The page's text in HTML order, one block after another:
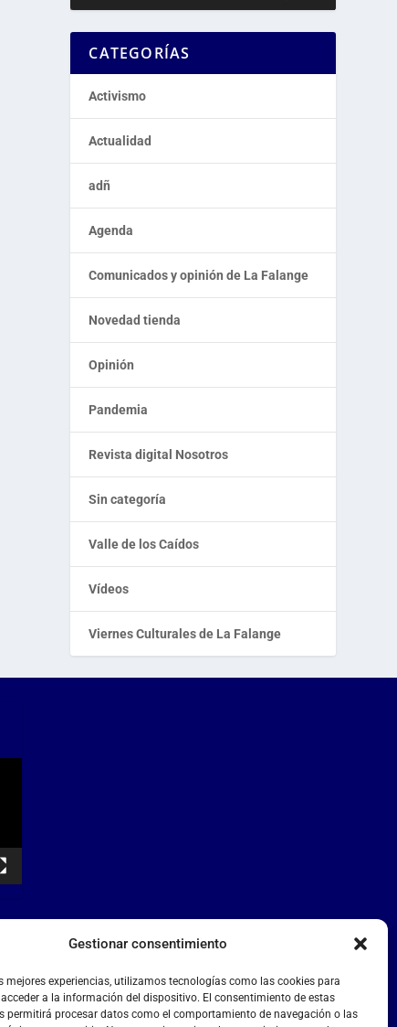
Gestionar consentimiento
mejores experiencias, utilizamos tecnologías como las cookies para
a la información del dispositivo. El consentimiento de estas
permitirá procesar datos como el comportamiento de navegación o las
CATEGORÍAS
Activismo
Actualidad
adñ
Agenda
Comunicados y opinión de La Falange
Novedad tienda
Opinión
Pandemia
Revista digital Nosotros
Sin categoría
Valle de los Caídos
Vídeos
Viernes Culturales de La Falange